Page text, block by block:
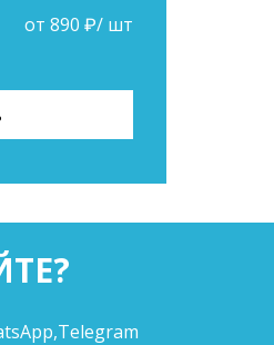
от 890 ₽/ шт